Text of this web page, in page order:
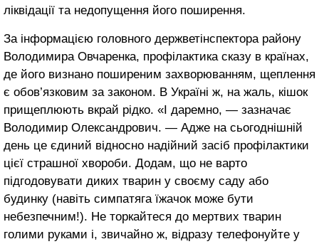
ліквідації та недопущення його поширення.
За інформацією головного держветінспектора району
Воло­димира Овчаренка, профілактика сказу в країнах,
де його визнано поширеним захворюванням, ще­плення
є обов’язковим за законом. В Україні ж, на жаль, кішок
прище­плюють вкрай рідко. «І даремно, — зазначає
Володимир Олександро­вич. — Адже на сьогоднішній
день це єдиний відносно надійний засіб профілактики
цієї страшної хвороби. Додам, що не варто
підгодовувати диких тварин у своєму саду або
будинку (навіть симпатяга їжачок може бути
небезпечним!). Не тор­кайтеся до мертвих тварин
голими руками і, звичайно ж, відразу теле­фонуйте у